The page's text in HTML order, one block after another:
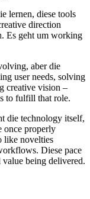
lernen, diese tools
direction
Es geht um working
aber die
user needs, solving
creative vision –
to fulfill that role.
die technology itself,
once properly
like novelties
Diese pace
being delivered.